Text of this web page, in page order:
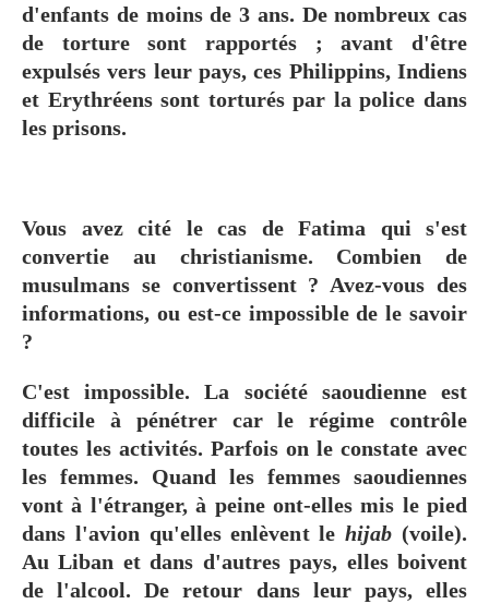
d'enfants de moins de 3 ans. De nombreux cas
de torture sont rapportés ; avant d'être
expulsés vers leur pays, ces Philippins, Indiens
et Erythréens sont torturés par la police dans
les prisons.
Vous avez cité le cas de Fatima qui s'est
convertie au christianisme. Combien de
musulmans se convertissent ? Avez-vous des
informations, ou est-ce impossible de le savoir
?
C'est impossible. La société saoudienne est
difficile à pénétrer car le régime contrôle
toutes les activités. Parfois on le constate avec
les femmes. Quand les femmes saoudiennes
vont à l'étranger, à peine ont-elles mis le pied
dans l'avion qu'elles enlèvent lehijab (voile).
Au Liban et dans d'autres pays, elles boivent
de l'alcool. De retour dans leur pays, elles